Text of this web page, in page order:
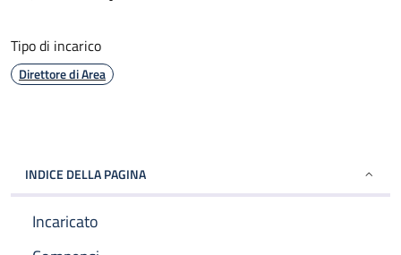
Tipo di incarico
Direttore di Area
INDICE DELLA PAGINA
Incaricato